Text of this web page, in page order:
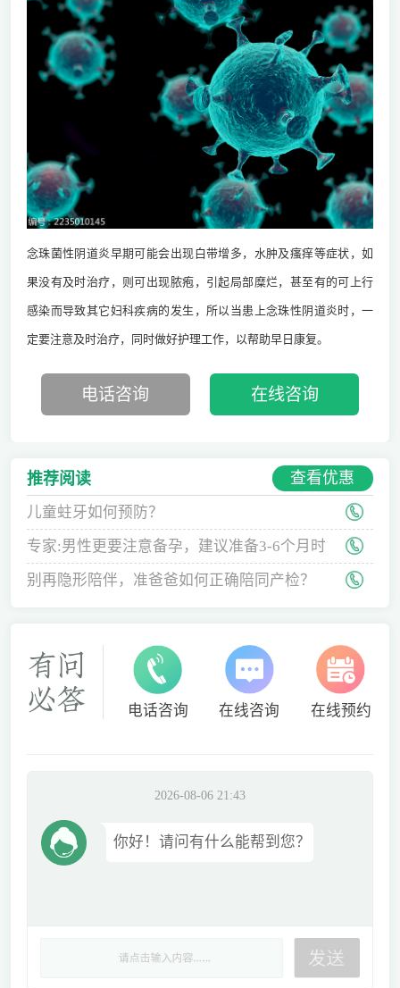
念珠菌性阴道炎早期可能会出现白带增多，水肿及瘙痒等症状，如
果没有及时治疗，则可出现脓疱，引起局部糜烂，甚至有的可上行
感染而导致其它妇科疾病的发生，所以当患上念珠性阴道炎时，一
定要注意及时治疗，同时做好护理工作，以帮助早日康复。
电话咨询 在线咨询
推荐阅读 查看优惠
儿童蛀牙如何预防？
专家:男性更要注意备孕，建议准备3-6个月时
间
别再隐形陪伴，准爸爸如何正确陪同产检？
电话咨询 在线咨询 在线预约
2026-08-06 21:43
你好！请问有什么能帮到您？